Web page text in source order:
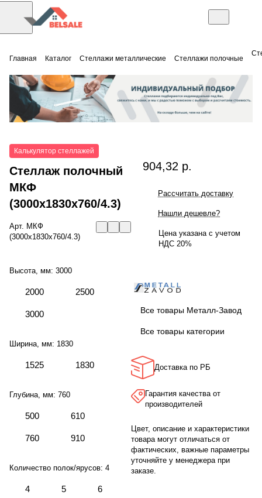
Главная Каталог Стеллажи металлические Стеллажи полочные
Калькулятор стеллажей
Стеллаж полочный
МКФ
(3000x1830x760/4.3)
Арт. МКФ
(3000x1830x760/4.3)
Высота, мм: 3000
2000 2500
3000
Ширина, мм: 1830
1525 1830
Глубина, мм: 760
500 610
760 910
Количество полок/ярусов: 4
4 5 6
904,32 р.
Рассчитать доставку
Нашли дешевле?
Цена указана с учетом
НДС 20%
Все товары Металл-Завод
Все товары категории
Доставка по РБ
Гарантия качества от
производителей
Цвет, описание и характеристики
товара могут отличаться от
фактических, важные параметры
уточняйте у менеджера при
заказе.